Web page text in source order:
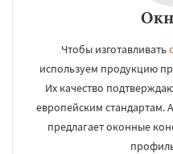
Чтобы изготавливать
используем продукцию
Их качество
европейским стандартам.
предлагает оконные